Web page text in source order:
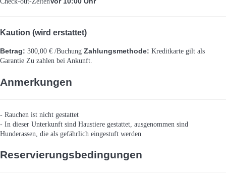
Kaution (wird erstattet)
Betrag: 300,00 € /Buchung Zahlungsmethode: Kreditkarte gilt als
Garantie Zu zahlen bei Ankunft.
Anmerkungen
- Rauchen ist nicht gestattet
- In dieser Unterkunft sind Haustiere gestattet, ausgenommen sind
Hunderassen, die als gefährlich eingestuft werden
Reservierungsbedingungen